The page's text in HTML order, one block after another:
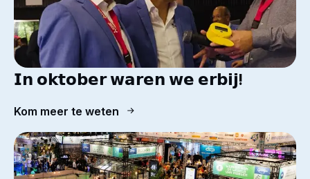
𝗜𝗻 𝗼𝗸𝘁𝗼𝗯𝗲𝗿 𝘄𝗮𝗿𝗲𝗻 𝘄𝗲 𝗲𝗿𝗯𝗶𝗷!
Kom meer te weten